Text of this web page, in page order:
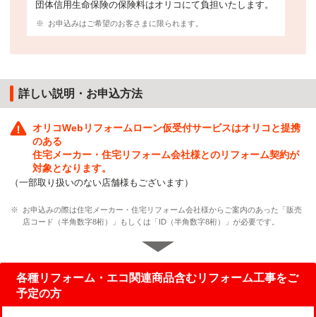
団体信用生命保険の保険料はオリコにて負担いたします。
※ お申込みはご希望のお客さまに限られます。
詳しい説明・お申込方法
オリコWebリフォームローン仮受付サービスはオリコと提携
のある
住宅メーカー・住宅リフォーム会社様とのリフォーム契約が
対象となります。
（一部取り扱いのない店舗様もございます）
※
お申込みの際は住宅メーカー・住宅リフォーム会社様からご案内のあった「販売
店コード（半角数字8桁）」もしくは「ID（半角数字8桁）」が必要です。
各種リフォーム・エコ関連商品含むリフォーム工事をご
予定の方